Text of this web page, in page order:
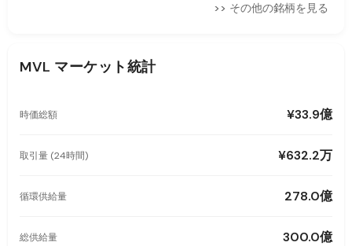
>> その他の銘柄を見る
MVL マーケット統計
時価総額 ¥33.9億
取引量 (24時間) ¥632.2万
循環供給量 278.0億
総供給量 300.0億